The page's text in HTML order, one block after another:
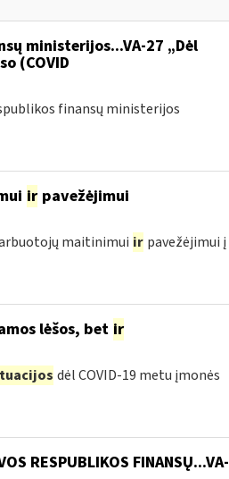
ministerijos...VA-27 „Dėl
(COVID
finansų ministerijos
irpavežėjimui
maitinimui ir pavežėjimui į
lėšos, bet ir
dėl COVID-19 metu įmonės
RESPUBLIKOS FINANSŲ...VA-